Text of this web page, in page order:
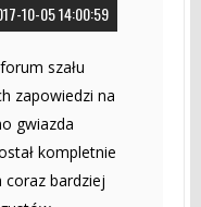
10-05 14:00:59
szału
zapowiedzi na
gwiazda
kompletnie
bardziej